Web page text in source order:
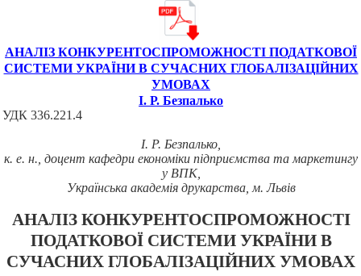
АНАЛІЗ КОНКУРЕНТОСПРОМОЖНОСТІ ПОДАТКОВОЇ
СИСТЕМИ УКРАЇНИ В СУЧАСНИХ ГЛОБАЛІЗАЦІЙНИХ
УМОВАХ
І. Р. Безпалько
УДК 336.221.4
І. Р. Безпалько
к. е. н., доцент кафедри економіки підприємства та маркетингу
у ВПК,
Українська академія друкарства, м. Львів
АНАЛІЗ КОНКУРЕНТОСПРОМОЖНОСТІ
ПОДАТКОВОЇ СИСТЕМИ УКРАЇНИ В
СУЧАСНИХ ГЛОБАЛІЗАЦІЙНИХ УМОВАХ